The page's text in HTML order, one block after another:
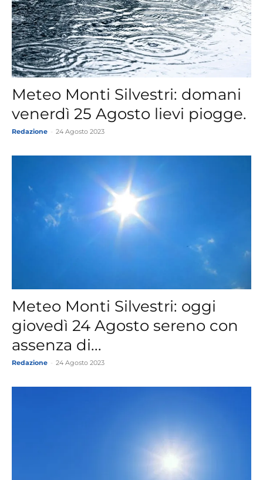
Meteo Monti Silvestri: domani
venerdì 25 Agosto lievi piogge.
Redazione 24 Agosto 2023
Meteo Monti Silvestri: oggi
giovedì 24 Agosto sereno con
assenza di...
Redazione 24 Agosto 2023